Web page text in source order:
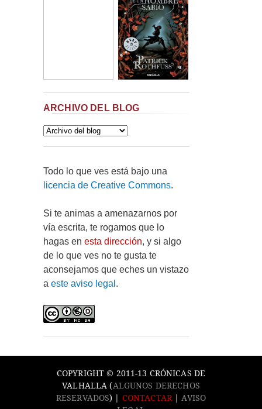
ARCHIVO DEL BLOG
Todo lo que ves está bajo una
licencia de Creative Commons.
Si te animas a amenazarnos por
vía escrita, te rogamos que lo
hagas en esta dirección, y si algo
de lo que ves no te gusta te
aconsejamos que eches un vistazo
a este aviso legal .
COPYRIGHT © 2011-13 CRÓNICAS DE
VALHALLA (ALGUNOS DERECHOS
RESERVADOS) | CONTACTAR
AVISO